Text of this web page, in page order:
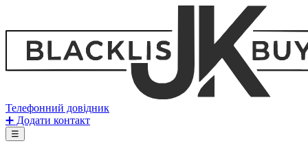
Телефонний довідник
➕ Додати контакт
☰